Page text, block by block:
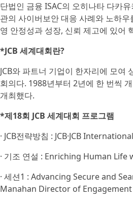
단법인 금융 ISAC의 오히나타 다카
관의 사이버보안 대응 사례와 노하
영 안정성과 성장, 신뢰 제고에 있어
*JCB 세계대회란?
JCB와 파트너 기업이 한자리에 모여
회의다. 1988년부터 2년에 한 번씩
개최했다.
*제18회 JCB 세계대회 프로그램
· JCB전략방침 : JCB·JCB
· 기조 연설 : Enriching Human
· 세션1 : Advancing Secure and
Manahan Director of